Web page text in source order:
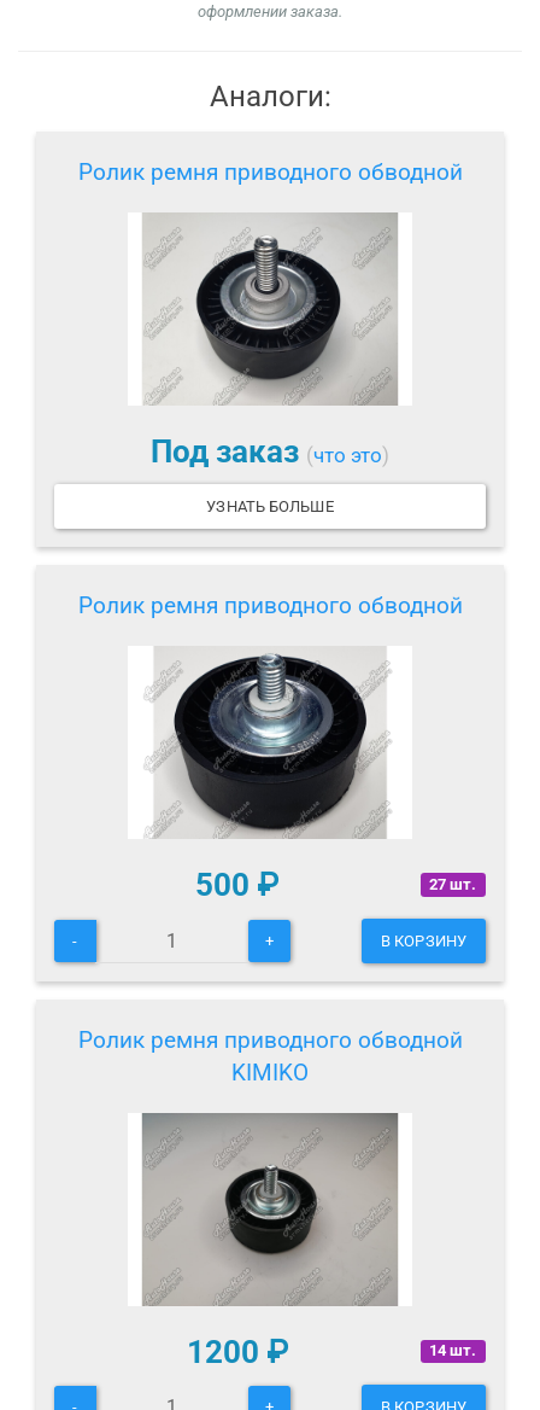
оформлении заказа.
Аналоги:
Ролик ремня приводного обводной
Под заказ (что это)
УЗНАТЬ БОЛЬШЕ
Ролик ремня приводного обводной
27 шт.
500 ₽
- + В КОРЗИНУ
Ролик ремня приводного обводной
KIMIKO
14 шт.
1200 ₽